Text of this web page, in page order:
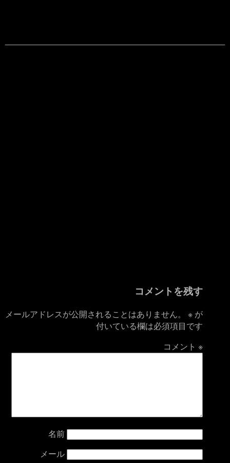
コメントを残す
メールアドレスが公開されることはありません。 ※ が
付いている欄は必須項目です
コメント※
名前
メール